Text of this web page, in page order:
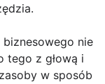
nie
tego z głową i
w sposób